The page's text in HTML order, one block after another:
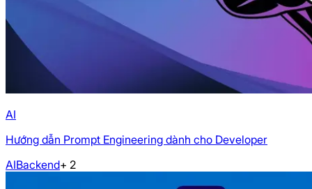
AI
Hướng dẫn Prompt Engineering dành cho Developer
AIBackend+ 2